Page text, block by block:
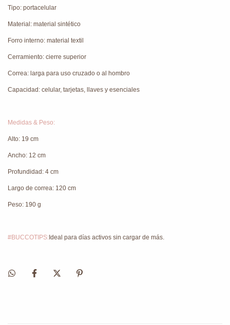
Tipo: portacelular
Material: material sintético
Forro interno: material textil
Cerramiento: cierre superior
Correa: larga para uso cruzado o al hombro
Capacidad: celular, tarjetas, llaves y esenciales
Medidas & Peso:
Alto: 19 cm
Ancho: 12 cm
Profundidad: 4 cm
Largo de correa: 120 cm
Peso: 190 g
#BUCCOTIPS: Ideal para días activos sin cargar de más.